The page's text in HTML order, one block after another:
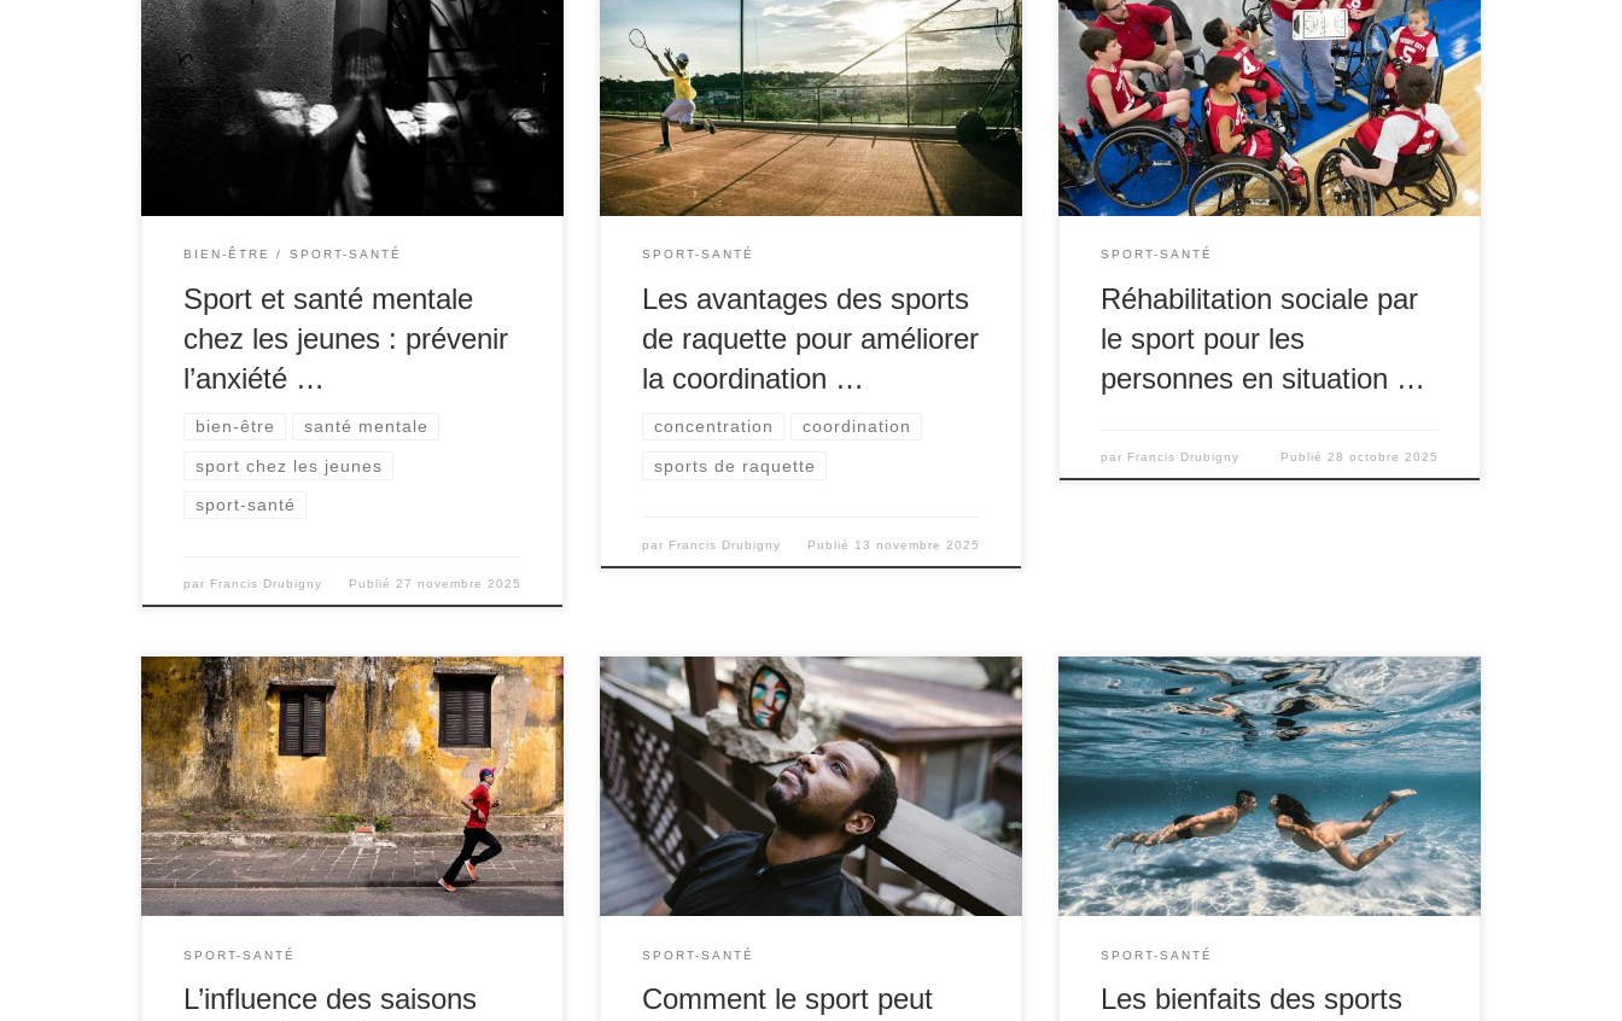
des périodes de vie marquées par de
nombreux changements, tant physiques
qu’émotionnels. Ces transitions peuvent parfois
engendrer du stress, de l’anxiété et, dans
certains cas, de la dépression. À l’ère des
réseaux sociaux, de la pression académique et
des bouleversements socio-économiques, la
BIEN-ÊTRE SPORT-SANTÉ
Sport et santé mentale
chez les jeunes : prévenir
l’anxiété …
bien-être santé mentale
sport chez les jeunes
sport-santé
par Francis Drubigny Publié27 novembre 2025
badminton, le squash, et le tennis de table, sont
bien plus que de simples activités de loisir ou
de compétition. Ils représentent un excellent
moyen d’améliorer des capacités essentielles
comme la coordination et la concentration. Ces
sports demandent une grande précision, […]
SPORT-SANTÉ
Les avantages des sports
de raquette pour améliorer
la coordination …
concentration coordination
sports de raquette
par Francis Drubigny Publié 13 novembre 2025
récréative ou compétitive, mais il est bien plus
que cela, surtout pour les personnes en
situation de handicap. Le sport devient un outil
puissant de réhabilitation sociale, offrant non
seulement des bénéfices physiques, mais
aussi des opportunités de socialisation,
d’intégration, et de […]
SPORT-SANTÉ
Réhabilitation sociale par
le sport pour les
personnes en situation …
par Francis Drubigny Publié28 octobre 2025
L’activité physique est essentielle pour
maintenir une bonne santé physique et
mentale, mais il est important de reconnaître
que les saisons influencent la manière dont
nous nous entraînons. Que ce soit les
températures élevées de l’été ou les journées
plus courtes et froides de l’hiver, chaque saison
apporte ses défis […]
SPORT-SANTÉ
L’influence des saisons
Le stress post-traumatique (PTSD) est un
trouble mental qui peut se développer après
avoir vécu ou été témoin d’un événement
traumatisant. Il se manifeste par des
symptômes tels que des flashbacks, de
l’anxiété, des cauchemars, et une
hypervigilance. La gestion du PTSD est
complexe et nécessite souvent une approche
SPORT-SANTÉ
Comment le sport peut
La grossesse est une période où le corps subit
de nombreux changements, tant physiques
que hormonaux. Pour beaucoup de femmes
enceintes, rester active tout en respectant les
besoins de leur corps et de leur bébé est un
défi. C’est ici que les sports aquatiques se
révèlent particulièrement bénéfiques. Non
seulement […]
SPORT-SANTÉ
Les bienfaits des sports